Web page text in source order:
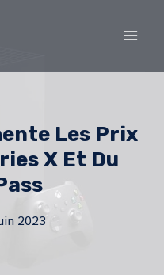
Les Prix
X Et Du
2023